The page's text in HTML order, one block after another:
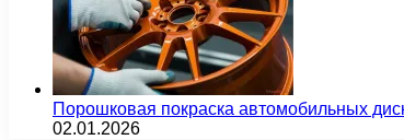
Порошковая покраска автомобильных
02.01.2026